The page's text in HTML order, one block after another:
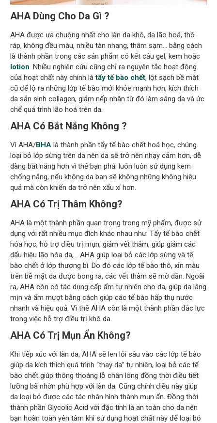
AHA Dùng Cho Da Gì ?
AHA được ưa chuộng nhất cho làn da khô, da lão hoá, thô
ráp, không đều màu, nhiều tàn nhang, thâm sạm… bằng cách
là thành phần trong các sản phẩm có kết cấu gel, kem hoặc
lotion. Nhiều nghiên cứu cũng chỉ ra nguyên tắc hoạt động
của hoạt chất này chính làtẩy tế bào chết, lột sạch bề mặt
cũ để lộ ra những lớp tế bào mới khỏe mạnh hơn, kích thích
da sản sinh collagen, giảm nếp nhăn từ đó làm sáng da và ức
chế quá trình lão hoá trên da.
AHA Có Bắt Nắng Không ?
Vì AHA/BHA là thành phần tẩy tế bào chết hoá học, chúng
loại bỏ lớp sừng trên da nên da sẽ trở nên nhạy cảm hơn, dễ
dàng bắt nắng hơn vì thế bạn phải luôn luôn sử dụng kem
chống nắng, nếu không da bạn sẽ không những không hiệu
quả mà còn khiến da trở nên xấu xí hơn.
AHA Có Trị Thâm Không?
AHA là một thành phần quan trọng trong mỹ phẩm, được sử
dụng với rất nhiều mục đích khác nhau như: Tẩy tế bào chết
hóa học, hỗ trợ điều trị mụn, giảm vết thâm, giúp giảm các
dấu hiệu lão hóa da,… AHA giúp loại bỏ các lớp sừng và tế
bào chết ở lớp thượng bì. Do đó các lớp tế bào thô, xỉn màu
trên bề mặt da được bong ra, các vết thâm sẽ mờ dần. Ngoài
ra, AHA còn có tác dụng cấp ẩm tự nhiên cho da, giúp da láng
mịn và ẩm mượt bằng cách giúp các tế bào hấp thụ nước
nhanh và hiệu quả. Vì thế AHA còn là một thành phần đắc lực
trong việc hỗ trợ điều trị khô da.
AHA Có Trị Mụn Ẩn Không?
Khi tiếp xúc với làn da, AHA sẽ len lỏi sâu vào các lớp tế bào
giúp da kích thích quá trình “thay da” tự nhiên, loại bỏ các tế
bào chết giúp thông thoáng lỗ chân lông đồng thời điều tiết
lưỡng bã nhờn phù hợp với làn da. Cũng chính điều này giúp
da loại bỏ được các tác nhân hình thành mụn ẩn. Đồng thời
thành phần Glycolic Acid với đặc tính là an toàn cho da nên
bạn hoàn toàn yên tâm khi sử dụng hoạt chất này để loại bỏ